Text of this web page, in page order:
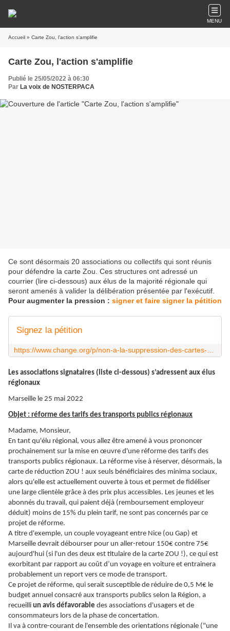
MENU
Accueil » Carte Zou, l'action s'amplifie
Carte Zou, l'action s'amplifie
Publié le 25/05/2022 à 06:30
Par La voix de NOSTERPACA
Ce sont désormais 20 associations ou collectifs qui sont réunis
pour défendre la carte Zou. Ces structures ont adressé un
courrier (lire ci-dessous) aux élus de la majorité régionale qui
seront amenés à valider la délibération présentée par l'exécutif.
Pour augmenter la pression : signer et faire signer la pétition
Signez la pétition
Les associations signataires (liste ci-dessous) s’adressent aux élus
régionaux
Marseille le 25 mai 2022
Objet : réforme des tarifs des transports publics régionaux
Madame, Monsieur,
En tant qu'élu régional, vous allez être amené à vous prononcer
prochainement sur la mise en œuvre d'une réforme des tarifs des
transports publics régionaux. La réforme vise à réserver, désormais, la
carte de réduction ZOU ! aux seuls bénéficiaires des minima sociaux,
alors qu'elle est actuellement ouverte à tous et permet de fidéliser
une large clientèle grâce à des prix plus accessibles. Les jeunes et les
abonnés du travail, qui paient déjà (remboursement employeur
déduit) moins de 15% du plein tarif, ne sont pas concernés par ce
projet de réforme.
A titre d'exemple, un couple voyageant entre Nice (ou Gap) et
Marseille devrait débourser pour un aller-retour 150€ contre 75€
aujourd'hui (si l'un des deux est titulaire de la carte ZOU !), ce qui est
exorbitant par rapport au coût d’un voyage en voiture et entrainera
probablement un report vers ce mode de transport.
Ce projet de réforme, qui serait susceptible de réduire de 0,5 M€ le
budget annuel consacré aux transports publics selon la Région, a
recueilli un avis défavorable des associations d'usagers et de
consommateurs lors de la phase de concertation.
Il va à contre-courant de l'ensemble des orientations régionale ("une